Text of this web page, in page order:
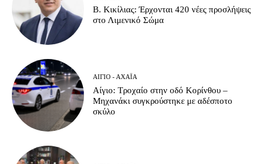
Β. Κικίλιας: Έρχονται 420 νέες προσλήψεις
στο Λιμενικό Σώμα
ΑΊΓΙΟ - ΑΧΑΪ́Α
Αίγιο: Τροχαίο στην οδό Κορίνθου –
Μηχανάκι συγκρούστηκε με αδέσποτο
σκύλο